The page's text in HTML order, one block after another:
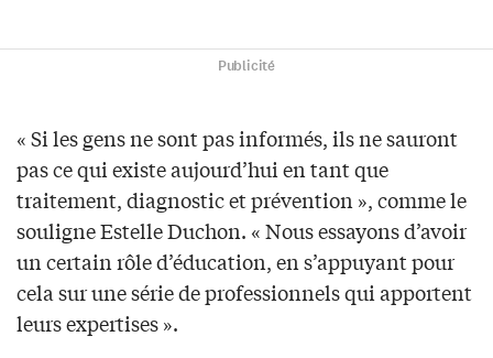
Publicité
« Si les gens ne sont pas informés, ils ne sauront
pas ce qui existe aujourd’hui en tant que
traitement, diagnostic et prévention », comme le
souligne Estelle Duchon. « Nous essayons d’avoir
un certain rôle d’éducation, en s’appuyant pour
cela sur une série de professionnels qui apportent
leurs expertises ».